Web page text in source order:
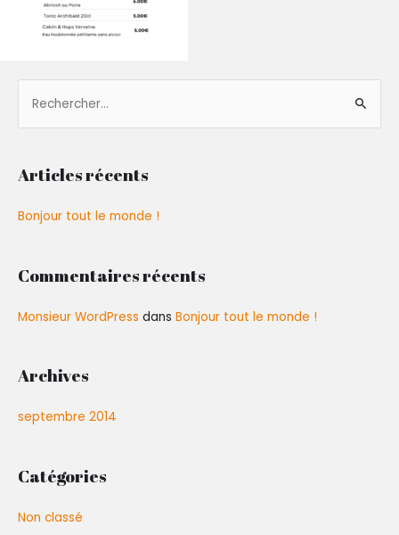
e
r
e
Articles récents
Bonjour tout le monde !
Commentaires récents
Monsieur WordPress dans Bonjour tout le monde !
Archives
septembre 2014
Catégories
Non classé